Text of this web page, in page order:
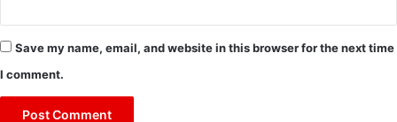
Save my name, email, and website in this browser for the next time
I comment.